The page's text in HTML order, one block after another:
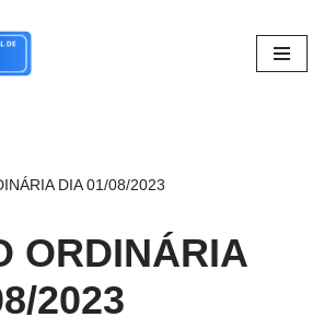
DIA 01/08/2023
ORDINÁRIA
2023